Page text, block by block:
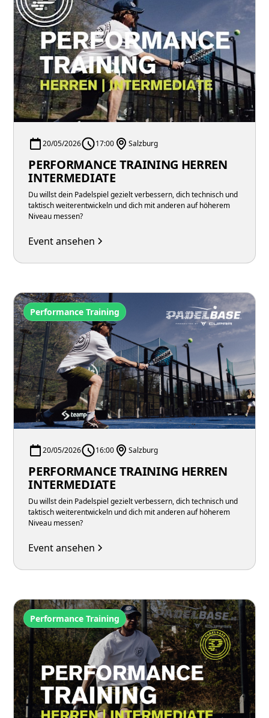
20/05/2026 17:00 Salzburg
PERFORMANCE TRAINING HERREN
INTERMEDIATE
Du willst dein Padelspiel gezielt verbessern, dich technisch und
taktisch weiterentwickeln und dich mit anderen auf höherem
Niveau messen?
Event ansehen
Performance Training
20/05/2026 16:00 Salzburg
PERFORMANCE TRAINING HERREN
INTERMEDIATE
Du willst dein Padelspiel gezielt verbessern, dich technisch und
taktisch weiterentwickeln und dich mit anderen auf höherem
Niveau messen?
Event ansehen
Performance Training